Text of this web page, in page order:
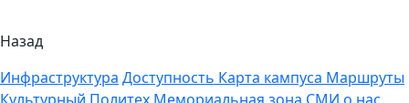
Назад
Инфраструктура Доступность Карта кампуса Маршруты